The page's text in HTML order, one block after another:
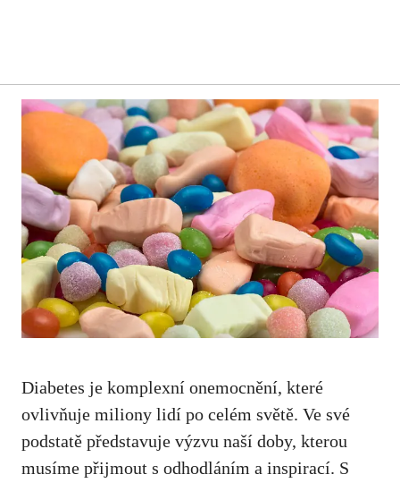
Diabetes ⁤je komplexní ‍onemocnění, které
ovlivňuje miliony lidí po celém světě. Ve své
podstatě představuje výzvu naší doby, kterou
⁣musíme​ přijmout ⁣s odhodláním a inspirací. S